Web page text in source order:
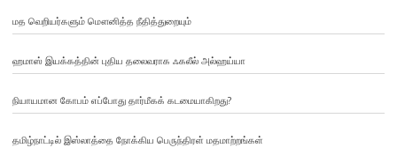
மத வெறியர்களும் மௌனித்த நீதித்துறையும்
ஹமாஸ் இயக்கத்தின் புதிய தலைவராக ஃகலீல் அல்ஹய்யா
நியாயமான கோபம் எப்போது தார்மீகக் கடமையாகிறது?
தமிழ்நாட்டில் இஸ்லாத்தை நோக்கிய பெருந்திரள் மதமாற்றங்கள்